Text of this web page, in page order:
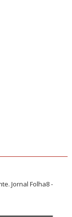
Jornal Folha8 -